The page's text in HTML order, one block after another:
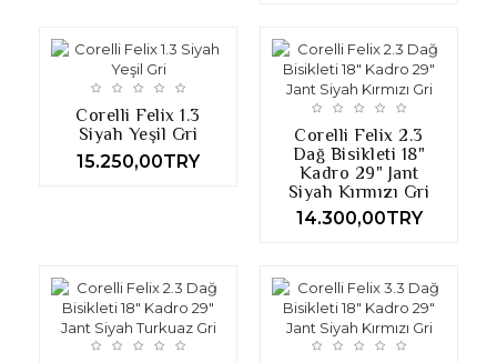
Corelli Felix 1.3
Siyah Yeşil Gri
15.250,00TRY
Corelli Felix 2.3
Dağ Bisikleti 18"
Kadro 29" Jant
Siyah Kırmızı Gri
14.300,00TRY